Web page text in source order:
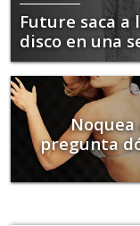
Future saca a
disco en una
Noquea
pregunta